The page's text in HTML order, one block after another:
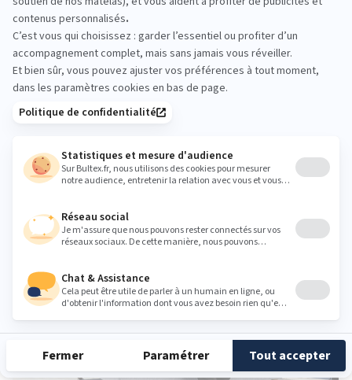
4.6(96 avis)
Excellent soutien très ferme, accueil doux
Idéal pour couples à morphologies différentes
DÉCOUVRIR